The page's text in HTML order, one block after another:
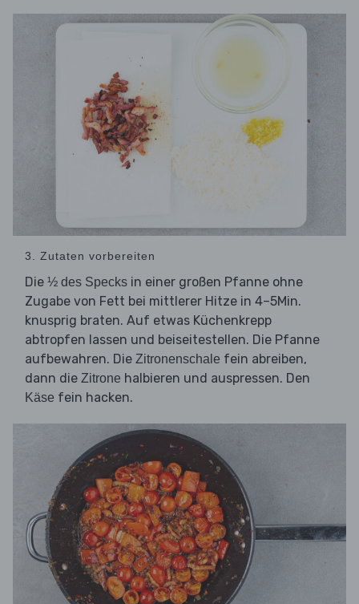
3. Zutaten vorbereiten
Die ½ des Specks in einer großen Pfanne ohne
Zugabe von Fett bei mittlerer Hitze in 4–5Min.
knusprig braten. Auf etwas Küchenkrepp
abtropfen lassen und beiseitestellen. Die Pfanne
aufbewahren. Die Zitronenschale fein abreiben,
dann die Zitrone halbieren und auspressen. Den
Käse fein hacken.